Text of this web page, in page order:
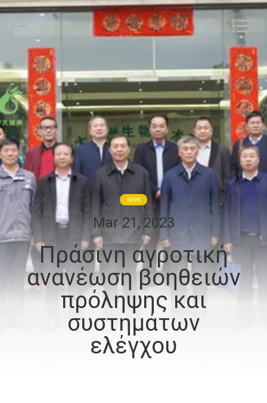
ΣΠΊΤΙ
ΠΡΟΪΌΝΤΑ
ΒΊΝΤΕΟ
ΠΕΡΊΠΟΥ
ΕΜΕΊΣ
ΓΎΡΟΣ
ΕΡΓΟΣΤΑΣΊΩΝ
ΠΟΙΟΤΙΚΌΣ
ΈΛΕΓΧΟΣ
Chuqiang
Biological
NEWS
Mar 21, 2023
Πράσινη αγροτική
ανανέωση βοηθειών
πρόληψης και
συστημάτων
ελέγχου